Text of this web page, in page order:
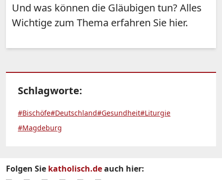
Und was können die Gläubigen tun? Alles
Wichtige zum Thema erfahren Sie hier.
Schlagworte:
#Bischöfe#Deutschland#Gesundheit#Liturgie
#Magdeburg
Folgen Sie katholisch.deauch hier: